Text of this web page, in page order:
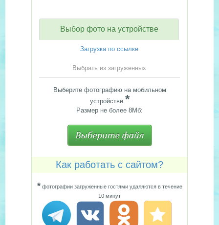
Выбор фото на устройстве
Загрузка по ссылке
Выбрать из загруженных
Выберите фотографию на мобильном
устройстве.*
Размер не более 8Мб:
Как работать с сайтом?
*фотографии загруженные гостями удаляются в течение
10 минут